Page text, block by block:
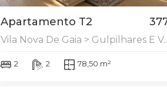
Apartamento T2
Vila Nova De Gaia > Gulpilhares E
2 2 78,50 m²